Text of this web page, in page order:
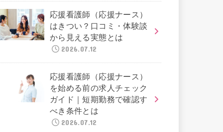
応援看護師（応援ナース）
はきつい？口コミ・体験談
から見える実態とは
2026.07.12
応援看護師（応援ナース）
を始める前の求人チェック
ガイド｜短期勤務で確認す
べき条件とは
2026.07.12